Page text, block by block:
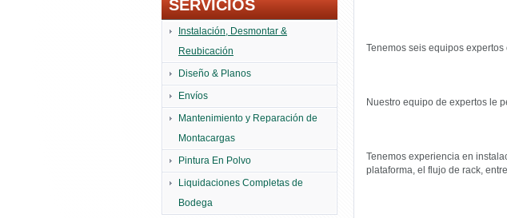
Tenemos seis equipos
Nuestro equipo de expertos le
Tenemos experiencia en
plataforma, el flujo de rack,
SERVICIOS
Instalación, Desmontar &
Reubicación
Diseño & Planos
Envíos
Mantenimiento y Reparación de
Montacargas
Pintura En Polvo
Liquidaciones Completas de
Bodega